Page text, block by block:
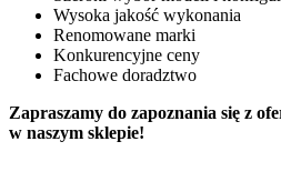
Wysoka jakość wykonania
Renomowane marki
Konkurencyjne ceny
Fachowe doradztwo
Zapraszamy do zapoznania się z
w naszym sklepie!